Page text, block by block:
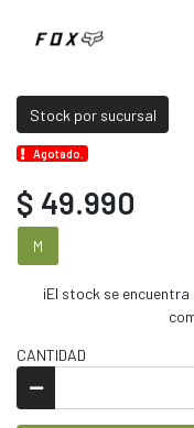
Stock por sucursal
Agotado.
$ 49.990
M
¡El stock se
CANTIDAD